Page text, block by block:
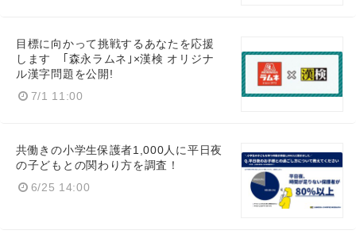
目標に向かって挑戦するあなたを応援
します ｢森永ラムネ｣×漢検 オリジナ
ル漢字問題を公開!
7/1 11:00
共働きの小学生保護者1,000人に平日夜
の子どもとの関わり方を調査！
6/25 14:00
Japanese